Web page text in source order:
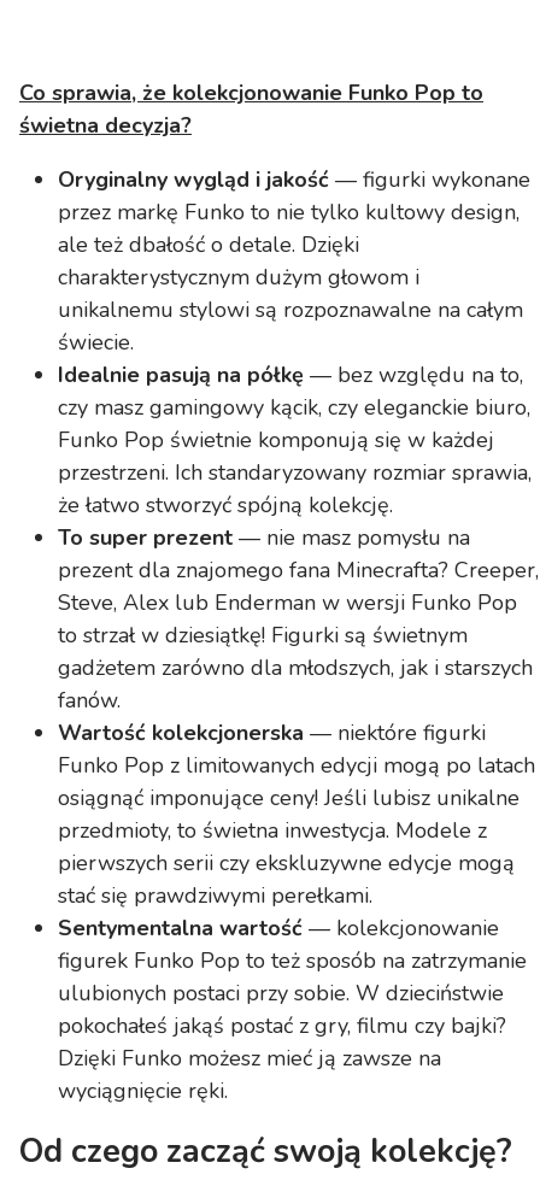
Co sprawia, że kolekcjonowanie Funko Pop to
świetna decyzja?
Oryginalny wygląd i jakość— figurki wykonane
przez markę Funko to nie tylko kultowy design,
ale też dbałość o detale. Dzięki
charakterystycznym dużym głowom i
unikalnemu stylowi są rozpoznawalne na całym
świecie.
Idealnie pasują na półkę — bez względu na to,
czy masz gamingowy kącik, czy eleganckie biuro,
Funko Pop świetnie komponują się w każdej
przestrzeni. Ich standaryzowany rozmiar sprawia,
że łatwo stworzyć spójną kolekcję.
To super prezent— nie masz pomysłu na
prezent dla znajomego fana Minecrafta? Creeper,
Steve, Alex lub Enderman w wersji Funko Pop
to strzał w dziesiątkę! Figurki są świetnym
gadżetem zarówno dla młodszych, jak i starszych
fanów.
Wartość kolekcjonerska — niektóre figurki
Funko Pop z limitowanych edycji mogą po latach
osiągnąć imponujące ceny! Jeśli lubisz unikalne
przedmioty, to świetna inwestycja. Modele z
pierwszych serii czy ekskluzywne edycje mogą
stać się prawdziwymi perełkami.
Sentymentalna wartość— kolekcjonowanie
figurek Funko Pop to też sposób na zatrzymanie
ulubionych postaci przy sobie. W dzieciństwie
pokochałeś jakąś postać z gry, filmu czy bajki?
Dzięki Funko możesz mieć ją zawsze na
wyciągnięcie ręki.
Od czego zacząć swoją kolekcję?